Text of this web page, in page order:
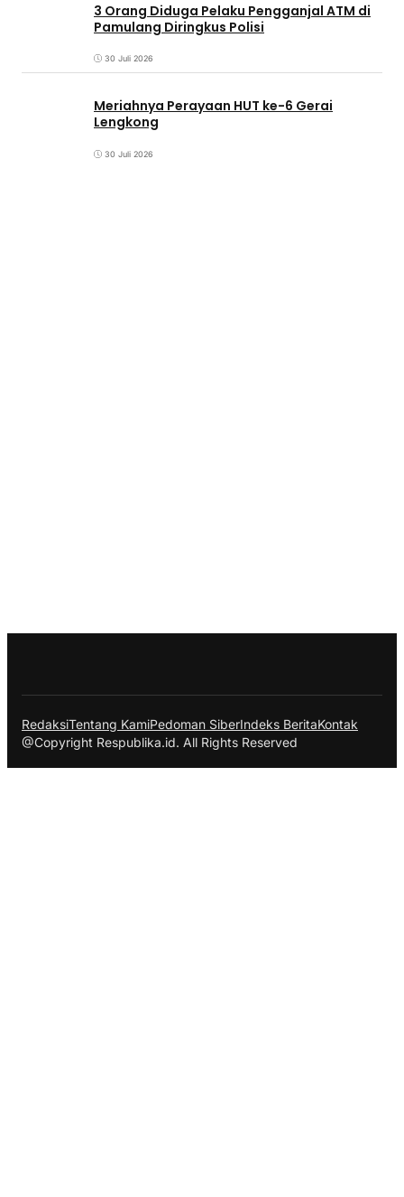
3 Orang Diduga Pelaku Pengganjal ATM di
Pamulang Diringkus Polisi
30 Juli 2026
Meriahnya Perayaan HUT ke-6 Gerai
Lengkong
30 Juli 2026
RedaksiTentang KamiPedoman SiberIndeks BeritaKontak
@Copyright Respublika.id. All Rights Reserved